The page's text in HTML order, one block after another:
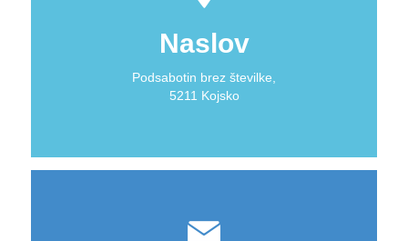
Naslov
Podsabotin brez številke,
5211 Kojsko